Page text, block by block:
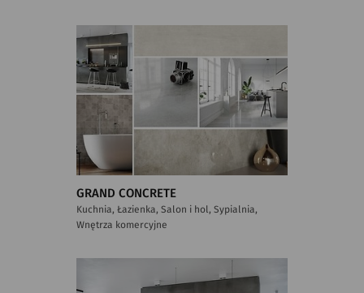
GRAND CONCRETE
Kuchnia, Łazienka, Salon i hol, Sypialnia,
Wnętrza komercyjne